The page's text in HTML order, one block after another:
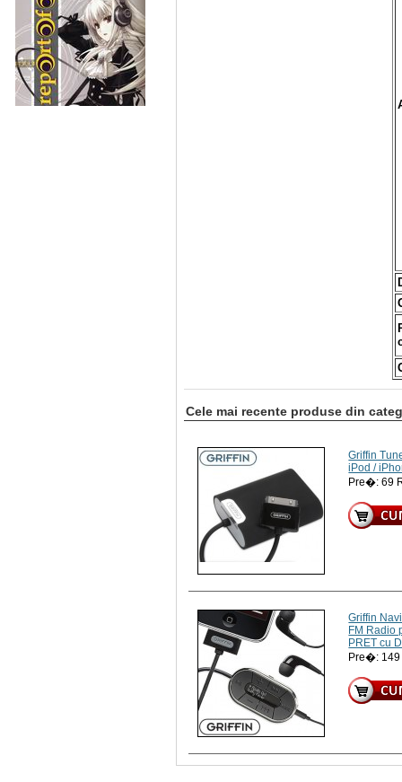
Cele mai recente produse din
Griffin
iPod /
Pre�: 69
Griffin
FM Radio
PRET cu
Pre�: 149